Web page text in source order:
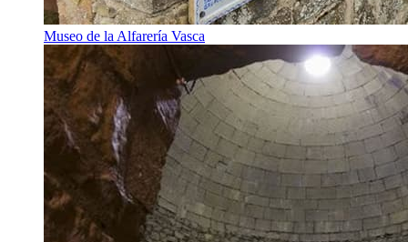
Museo de la Alfarería Vasca